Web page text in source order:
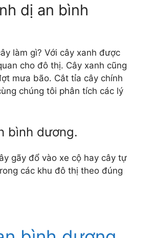
dị an bình
làm gì? Với cây xanh được
cho đô thị. Cây xanh cũng
mưa bão. Cắt tỉa cây chính
chúng tôi phân tích các lý
bình dương.
gãy đổ vào xe cộ hay cây tự
các khu đô thị theo đúng